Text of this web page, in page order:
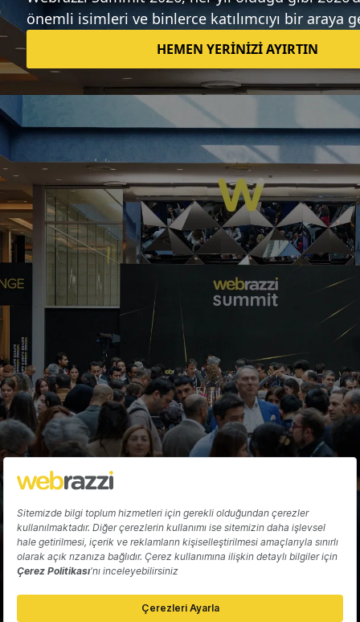
Apple, İsrailli kamera teknolojisi şirketi
Linx'i satın aldı
Hakkında Yazarlar
Katkıda Bulun Reklam